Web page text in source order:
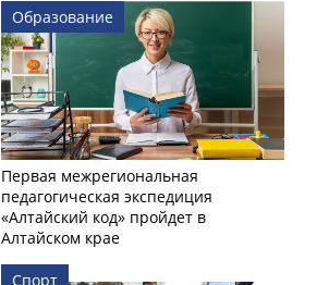
Образование
Первая межрегиональная
педагогическая экспедиция
«Алтайский код» пройдет в
Алтайском крае
Спорт